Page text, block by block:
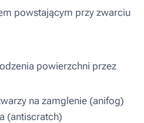
powstającym przy zwarciu
powierzchni przez
na zamglenie (anifog)
(antiscratch)